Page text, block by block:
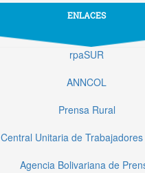
ENLACES
rpaSUR
ANNCOL
Prensa Rural
Central Unitaria de
Agencia Bolivariana de